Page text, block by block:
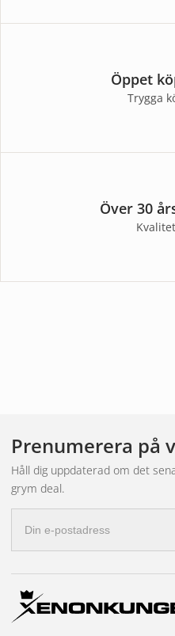
Öppet
Trygga
Över 30
Prenumerera på
Håll dig uppdaterad om det
grym deal.
postadress